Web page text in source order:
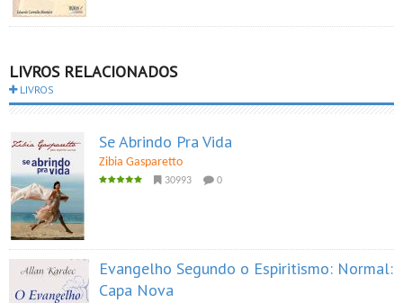
LIVROS RELACIONADOS
LIVROS
Se Abrindo Pra Vida
Zibia Gasparetto
30993 0
Evangelho Segundo o Espiritismo: Normal:
Capa Nova